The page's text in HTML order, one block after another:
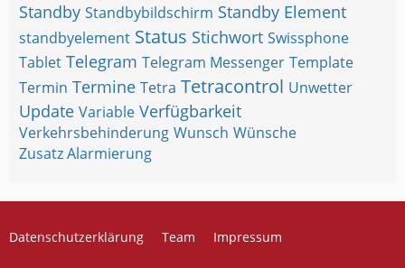
Standby Standbybildschirm Standby Element
standbyelement Status Stichwort Swissphone
Tablet Telegram Telegram Messenger Template
Termin Termine Tetra Tetracontrol Unwetter
Update Variable Verfügbarkeit
Verkehrsbehinderung Wunsch Wünsche
Zusatz Alarmierung
Datenschutzerklärung Team Impressum